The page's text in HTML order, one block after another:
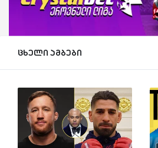
ცხელი ამბები